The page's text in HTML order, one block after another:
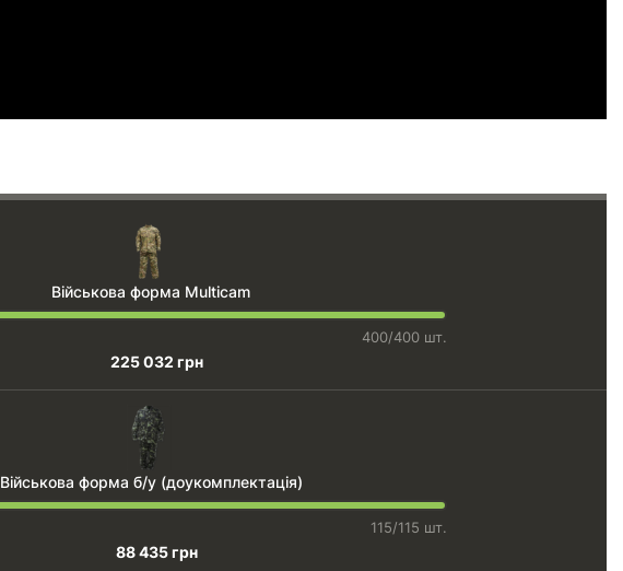
Військова форма Multicam
400/400 шт.
225 032 грн
Військова форма б/у (доукомплектація)
115/115 шт.
88 435 грн